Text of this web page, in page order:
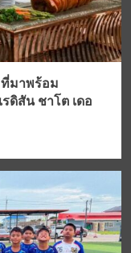
มาพร้อม
ดิสัน ชาโต เดอ